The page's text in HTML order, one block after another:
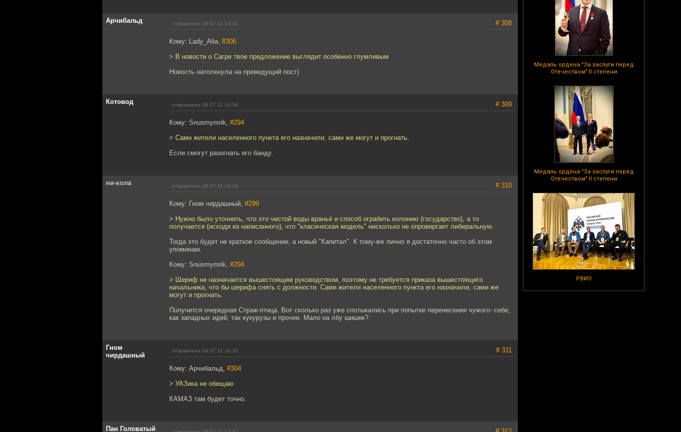
Медаль ордена "За заслуги перед
Отечеством" II степени
Медаль ордена "За заслуги перед
Отечеством" II степени
РВИО
Арчибальд отправлено 08.07.11 14:34 # 308
Кому: Lady_Alia, #306
> В новости о Сагре твое предложение выглядит особенно глумливым
Новость натолкнула на преведущий пост)
Котовод отправлено 08.07.11 14:34 # 309
Кому: Snusmymrik, #294
> Сами жители населенного пункта его назначили, сами же могут и прогнать.
Если смогут разогнать его банду.
ни-кола отправлено 08.07.11 14:34 # 310
Кому: Гном чирдашный, #299
> Нужно было уточнить, что это чистой воды враньё и способ ограбить колонию (государство), а то
получается (исходя из написанного), что "класическая модель" нисколько не опровергает либеральную.
Тогда это будет не краткое сообщение, а новый "Капитал". К тому-же лично я достаточно часто об этом
упоминаю.
Кому: Snusmymrik, #294
> Шериф не назначается вышестоящим руководством, поэтому не требуется приказа вышестоящего
начальника, что бы шерифа снять с должности. Сами жители населенного пункта его назначили, сами же
могут и прогнать.
Получится очередная Страж-птица. Вот сколько раз уже спотыкались при попытке перенесения чужого- себе,
как западных идей, так кукурузы и прочее. Мало на лбу шишек?
Гном
чирдашный
отправлено 08.07.11 14:35 # 311
Кому: Арчибальд, #304
> УАЗика не обещаю
КАМАЗ там будет точно.
Пан Головатый